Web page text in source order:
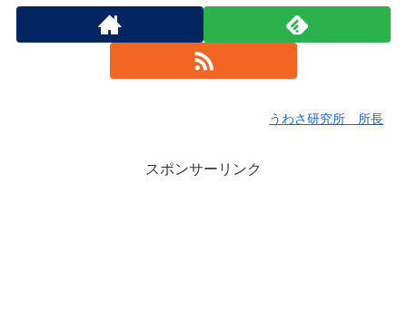
うわさ研究所 所長
スポンサーリンク